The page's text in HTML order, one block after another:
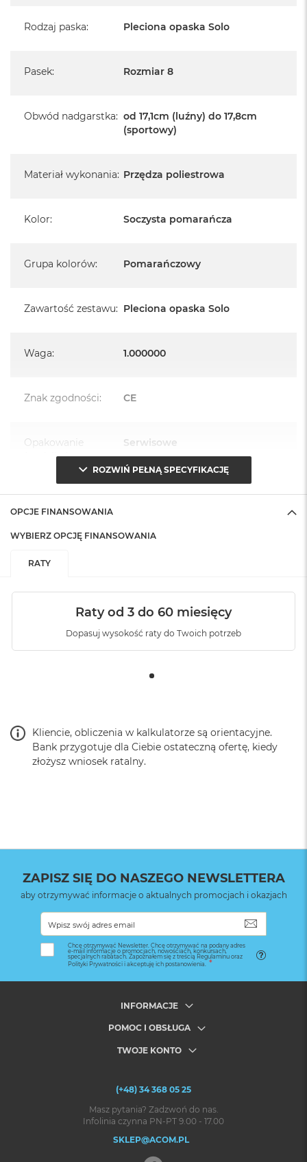
Rodzaj paska: Pleciona opaska Solo
Pasek: Rozmiar 8
Obwód nadgarstka: od 17,1cm (luźny) do 17,8cm
(sportowy)
Materiał wykonania: Przędza poliestrowa
Kolor: Soczysta pomarańcza
Grupa kolorów: Pomarańczowy
Zawartość zestawu: Pleciona opaska Solo
Waga: 1.000000
Znak zgodności: CE
Opakowanie
(pudełko):
Serwisowe
ROZWIŃ PEŁNĄ SPECYFIKACJĘ
OPCJE FINANSOWANIA
WYBIERZ OPCJĘ FINANSOWANIA
RATY
Raty od 3 do 60 miesięcy
Dopasuj wysokość raty do Twoich potrzeb
Kliencie, obliczenia w kalkulatorze są orientacyjne.
Bank przygotuje dla Ciebie ostateczną ofertę, kiedy
złożysz wniosek ratalny.
ZAPISZ SIĘ DO NASZEGO NEWSLETTERA
aby otrzymywać informacje o aktualnych promocjach i okazjach
Chcę otrzymywać Newsletter. Chcę otrzymywać na podany adres
e-mail informacje o promocjach, nowościach, konkursach,
specjalnych rabatach. Zapoznałem się z treścią Regulaminu oraz
Polityki Prywatności i akceptuję ich postanowienia.
INFORMACJE
POMOC I OBSŁUGA
TWOJE KONTO
(+48) 34 368 05 25
Masz pytania? Zadzwoń do nas.
Infolinia czynna PN-PT 9.00 - 17.00
SKLEP@ACOM.PL